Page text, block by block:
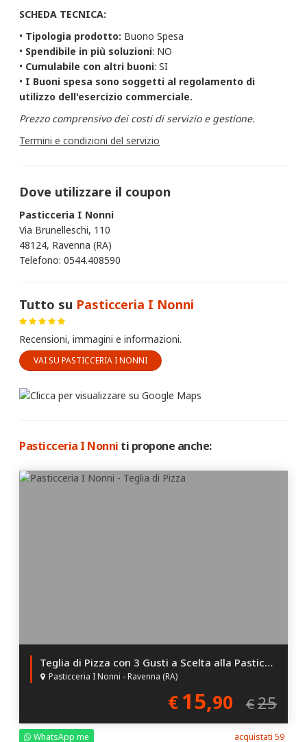
SCHEDA TECNICA:
• Tipologia prodotto: Buono Spesa
• Spendibile in più soluzioni: NO
• Cumulabile con altri buoni: SI
• I Buoni spesa sono soggetti al regolamento di
utilizzo dell'esercizio commerciale.
Prezzo comprensivo dei costi di servizio e gestione.
Termini e condizioni del servizio
Dove utilizzare il coupon
Pasticceria I Nonni
Via Brunelleschi, 110
48124, Ravenna (RA)
Telefono: 0544.408590
Tutto su Pasticceria I Nonni
Recensioni, immagini e informazioni.
VAI SU PASTICCERIA I NONNI
Pasticceria I Nonni ti propone anche:
Teglia di Pizza con 3 Gusti a Scelta alla Pasticceria I Nonni!
Pasticceria I Nonni - Ravenna (RA)
€15,90 €25
WhatsApp me acquistati 59